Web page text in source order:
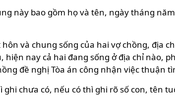
này bao gồm họ và tên, ngày tháng
và chung sống của hai vợ chồng, địa
nay cả hai đang sống ở địa chỉ nào,
đề nghị Tòa án công nhận việc thuận
ghi chưa có, nếu có thì ghi rõ số con, tên